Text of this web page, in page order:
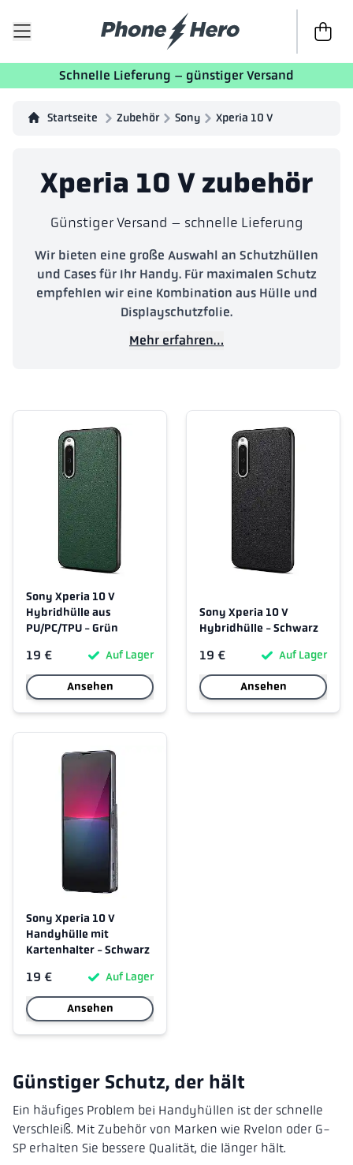
Zur Kasse
Schnelle Lieferung – günstiger Versand
Startseite Zubehör Sony Xperia 10 V
Xperia 10 V zubehör
Günstiger Versand – schnelle Lieferung
Wir bieten eine große Auswahl an Schutzhüllen
und Cases für Ihr Handy. Für maximalen Schutz
empfehlen wir eine Kombination aus Hülle und
Displayschutzfolie.
Mehr erfahren…
Sony Xperia 10 V
Hybridhülle aus
PU/PC/TPU - Grün
19 € Auf Lager
Ansehen
Sony Xperia 10 V
Hybridhülle - Schwarz
19 € Auf Lager
Ansehen
Sony Xperia 10 V
Handyhülle mit
Kartenhalter - Schwarz
19 € Auf Lager
Ansehen
Günstiger Schutz, der hält
Ein häufiges Problem bei Handyhüllen ist der schnelle
Verschleiß. Mit Zubehör von Marken wie Rvelon oder G-
SP erhalten Sie bessere Qualität, die länger hält.